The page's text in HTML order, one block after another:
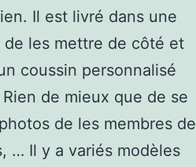
Il est livré dans une
les mettre de côté et
coussin personnalisé
de mieux que de se
de les membres de
… Il y a variés modèles